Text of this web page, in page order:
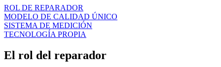
ROL DE REPARADOR
MODELO DE CALIDAD ÚNICO
SISTEMA DE MEDICIÓN
TECNOLOGÍA PROPIA
El rol del reparador